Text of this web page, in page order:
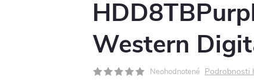
Western
Neohodnotené Podrobnosti